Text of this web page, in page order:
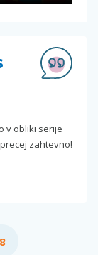
v obliki serije
zahtevno!